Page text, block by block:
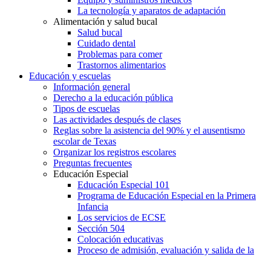
La tecnología y aparatos de adaptación
Alimentación y salud bucal
Salud bucal
Cuidado dental
Problemas para comer
Trastornos alimentarios
Educación y escuelas
Información general
Derecho a la educación pública
Tipos de escuelas
Las actividades después de clases
Reglas sobre la asistencia del 90% y el ausentismo
escolar de Texas
Organizar los registros escolares
Preguntas frecuentes
Educación Especial
Educación Especial 101
Programa de Educación Especial en la Primera
Infancia
Los servicios de ECSE
Sección 504
Colocación educativas
Proceso de admisión, evaluación y salida de la